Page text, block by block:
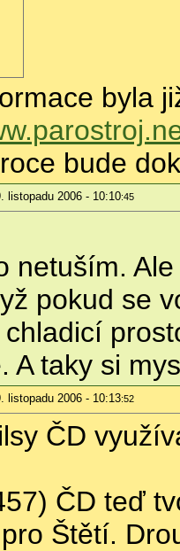
byla
bude
listopadu 2006 - 10:10:45
netuším.
pokud se
A taky si
listopadu 2006 - 10:13:52
ČD
ČD teď
Štětí.